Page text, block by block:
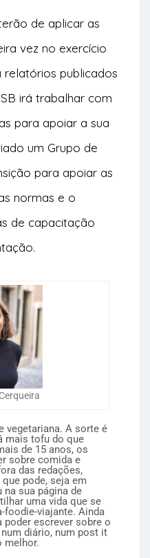
de aplicar as
vez no exercício
relatórios publicados
irá trabalhar com
para apoiar a sua
um Grupo de
para apoiar as
normas e o
de capacitação
vegetariana. A sorte é
mais tofu do que
de 15 anos, os
sobre comida e
das redações,
pode, seja em
sua página de
uma vida que se
foodie-viajante. Ainda
poder escrever sobre o
diário, num post it
melhor.